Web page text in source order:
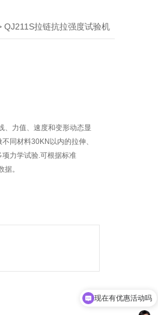
QJ211S拉链抗拉强度试验机
、力值、速度和变形动态显
同材料30KN以内的拉伸、
力学试验.可根据标准
。
现在有优惠活动吗